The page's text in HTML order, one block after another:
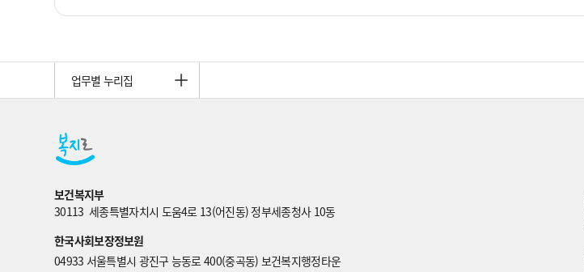
업무별 누리집
보건복지부
한국사회보장정보원
04933 서울특별시 광진구 능동로 400(중곡동) 보건복지행정타운
30113  세종특별자치시 도움4로 13(어진동) 정부세종청사 10동